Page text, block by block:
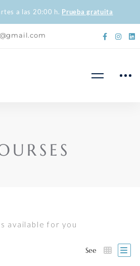
a las 20:00 h. Prueba gratuita
available for you
See